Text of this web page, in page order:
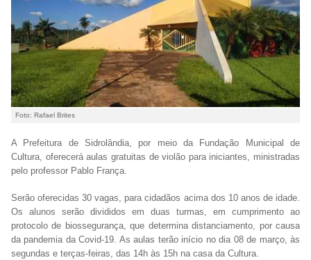
Foto: Rafael Brites
A Prefeitura de Sidrolândia, por meio da Fundação Municipal de
Cultura, oferecerá aulas gratuitas de violão para iniciantes, ministradas
pelo professor Pablo França.
Serão oferecidas 30 vagas, para cidadãos acima dos 10 anos de idade.
Os alunos serão divididos em duas turmas, em cumprimento ao
protocolo de biossegurança, que determina distanciamento, por causa
da pandemia da Covid-19. As aulas terão início no dia 08 de março, às
segundas e terças-feiras, das 14h às 15h na casa da Cultura.